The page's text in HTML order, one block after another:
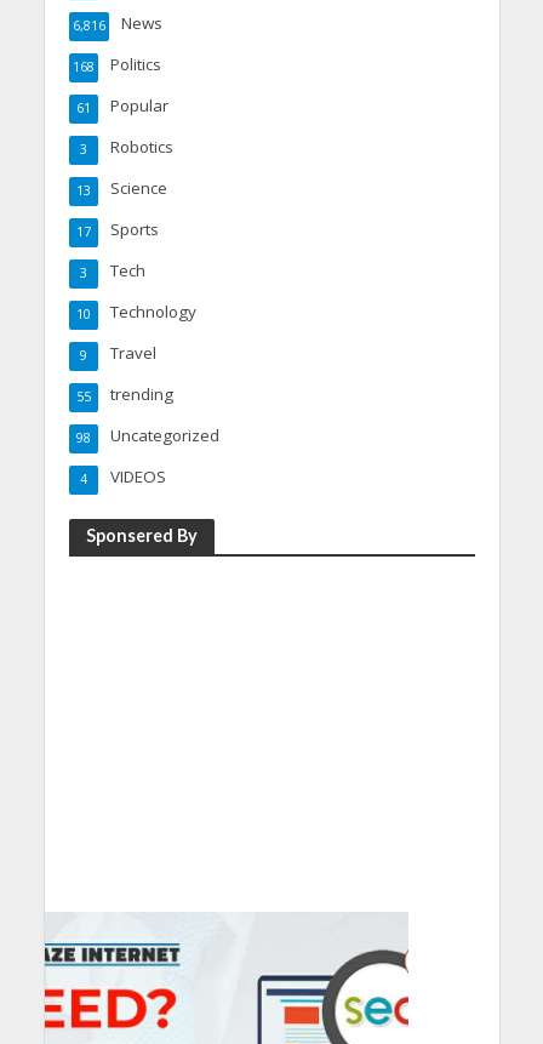
News
6,816
Politics
168
Popular
61
Robotics
3
Science
13
Sports
17
Tech
3
Technology
10
Travel
9
trending
55
Uncategorized
98
VIDEOS
4
Sponsered By